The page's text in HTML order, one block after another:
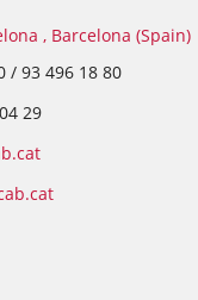
, Barcelona (Spain)
/ 93 496 18 80
29